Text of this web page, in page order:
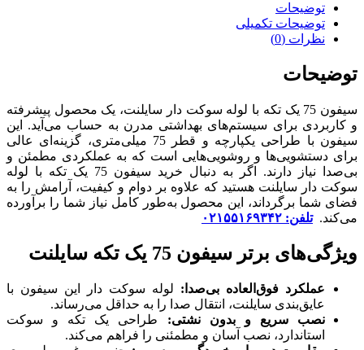
توضیحات
توضیحات تکمیلی
نظرات (0)
توضیحات
سیفون 75 یک تکه با لوله سوکت دار سایلنت، یک محصول پیشرفته
و کاربردی برای سیستم‌های بهداشتی مدرن به حساب می‌آید. این
سیفون با طراحی یکپارچه و قطر 75 میلی‌متری، گزینه‌ای عالی
برای دستشویی‌ها و روشویی‌هایی است که به عملکردی مطمئن و
بی‌صدا نیاز دارند. اگر به دنبال خرید سیفون 75 یک تکه با لوله
سوکت دار سایلنت هستید که علاوه بر دوام و کیفیت، آرامش را به
فضای شما برگرداند، این محصول به‌طور کامل نیاز شما را برآورده
می‌کند.تلفن: ۰۲۱۵۵۱۶۹۳۴۲
ویژگی‌های برتر سیفون 75 یک تکه سایلنت
عملکرد فوق‌العاده بی‌صدا: لوله سوکت دار این سیفون با
عایق‌بندی سایلنت، انتقال صدا را به حداقل می‌رساند.
نصب سریع و بدون نشتی: طراحی یک تکه و سوکت
استاندارد، نصب آسان و مطمئنی را فراهم می‌کند.